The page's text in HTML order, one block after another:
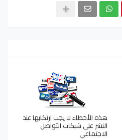
هذه الأخطاء لا يجب ارتكابها عند
النشر على شبكات التواصل
الاجتماعي